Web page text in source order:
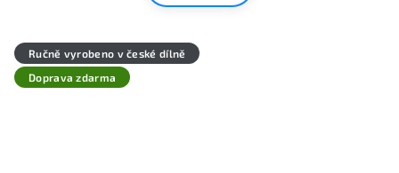
Ručně vyrobeno v české dílně
Doprava zdarma